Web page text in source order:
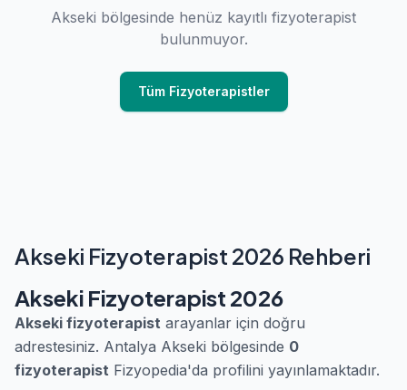
Akseki bölgesinde henüz kayıtlı fizyoterapist
bulunmuyor.
Tüm Fizyoterapistler
Akseki Fizyoterapist 2026 Rehberi
Akseki Fizyoterapist 2026
Akseki fizyoterapist arayanlar için doğru
adrestesiniz. Antalya Akseki bölgesinde 0
fizyoterapist Fizyopedia'da profilini yayınlamaktadır.